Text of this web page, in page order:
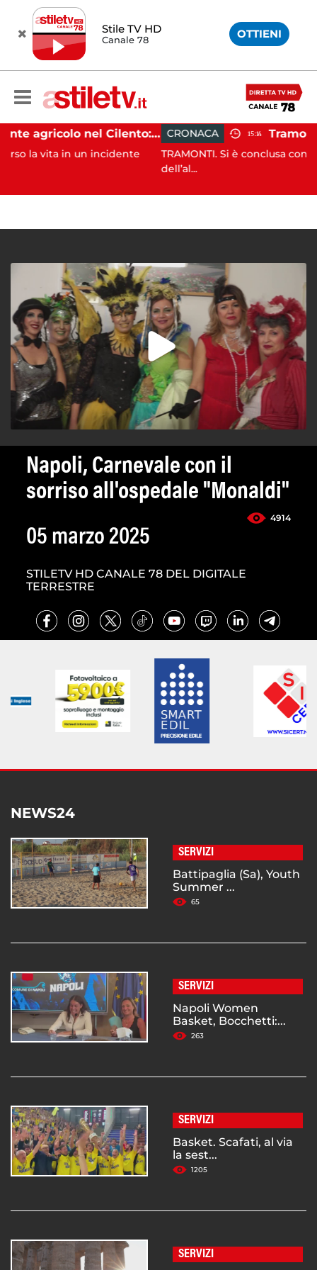
Stile TV HD
Canale 78 OTTIENI
Incidente agricolo nel Cilento: trattore si ribalta, muore 71enne
un incidente
CRONACA 15:14
TRAMONTI. Si è conclusa con successo,
Napoli, Carnevale con il
sorriso all'ospedale "Monaldi"
4914
05 marzo 2025
STILETV HD CANALE 78 DEL DIGITALE
TERRESTRE
NEWS24
SERVIZI
Battipaglia (Sa), Youth
Summer ...
65
SERVIZI
Napoli Women
Basket, Bocchetti:...
263
SERVIZI
Basket. Scafati, al via
la sest...
1205
SERVIZI